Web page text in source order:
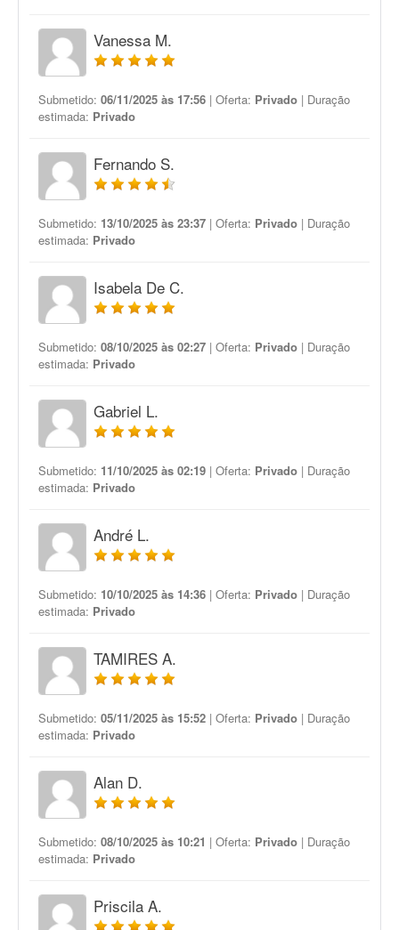
Vanessa M.
Submetido: 06/11/2025 às 17:56 | Oferta: Privado | Duração
estimada: Privado
Fernando S.
Submetido: 13/10/2025 às 23:37 | Oferta: Privado | Duração
estimada: Privado
Isabela De C.
Submetido: 08/10/2025 às 02:27 | Oferta: Privado | Duração
estimada: Privado
Gabriel L.
Submetido: 11/10/2025 às 02:19 | Oferta: Privado | Duração
estimada: Privado
André L.
Submetido: 10/10/2025 às 14:36 | Oferta: Privado | Duração
estimada: Privado
TAMIRES A.
Submetido: 05/11/2025 às 15:52 | Oferta: Privado | Duração
estimada: Privado
Alan D.
Submetido: 08/10/2025 às 10:21 | Oferta: Privado | Duração
estimada: Privado
Priscila A.